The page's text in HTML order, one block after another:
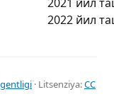
2022 йил
· Litsenziya:CC